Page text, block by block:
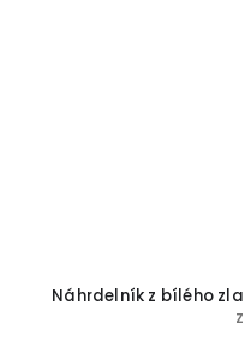
Náhrdelník z bílého